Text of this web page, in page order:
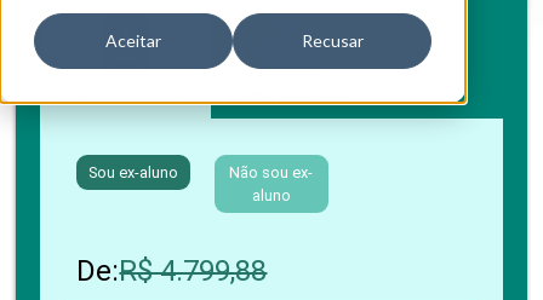
Aceitar Recusar
Boleto bancário / PIX Cartão de crédito
Sou ex-aluno
Não sou ex-
aluno
De:R$ 4.799,88